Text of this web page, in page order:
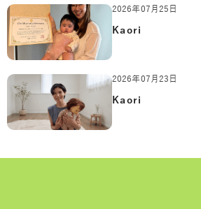
2026年07月25日
Kaori
2026年07月23日
Kaori